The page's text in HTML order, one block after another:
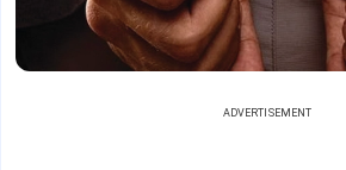
ADVERTISEMENT